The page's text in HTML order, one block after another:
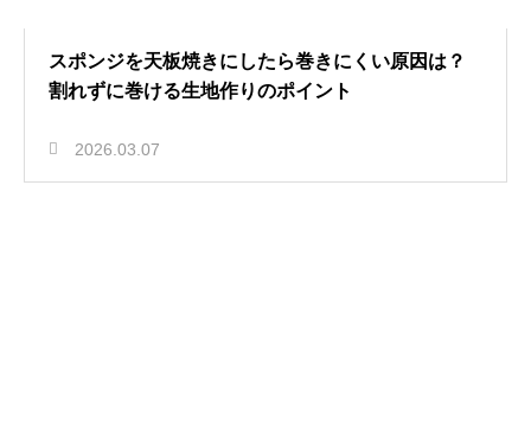
スポンジを天板焼きにしたら巻きにくい原因は？
割れずに巻ける生地作りのポイント
2026.03.07